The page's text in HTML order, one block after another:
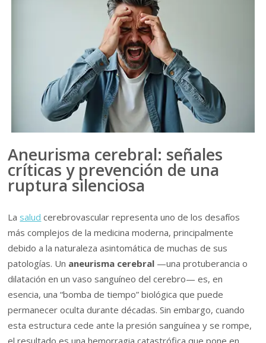
Aneurisma cerebral: señales
críticas y prevención de una
ruptura silenciosa
La salud cerebrovascular representa uno de los desafíos
más complejos de la medicina moderna, principalmente
debido a la naturaleza asintomática de muchas de sus
patologías. Un aneurisma cerebral —una protuberancia o
dilatación en un vaso sanguíneo del cerebro— es, en
esencia, una “bomba de tiempo” biológica que puede
permanecer oculta durante décadas. Sin embargo, cuando
esta estructura cede ante la presión sanguínea y se rompe,